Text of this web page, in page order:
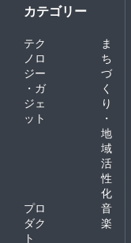
カテゴリー
テク
ノロ
ジー
・ガ
ジェ
ット
ま
ち
づ
く
り
・
地
域
活
性
化
プロ
ダク
ト
音
楽